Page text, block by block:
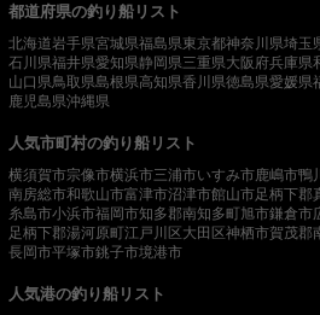
都道府県の釣り船リスト
北海道岩手県宮城県福島県東京都神奈川県埼玉
石川県福井県愛知県静岡県三重県大阪府兵庫県
山口県鳥取県島根県高知県香川県徳島県愛媛県
鹿児島県沖縄県
人気市町村の釣り船リスト
横須賀市宗像市横浜市三浦市いすみ市鹿嶋市鴨
南房総市和歌山市富津市沼津市館山市足柄下郡
糸島市小浜市福岡市知多郡南知多町旭市鎌倉市
足柄下郡湯河原町江戸川区 大田区神栖市賀茂郡
長岡市平塚市銚子市境港市
人気港の釣り船リスト